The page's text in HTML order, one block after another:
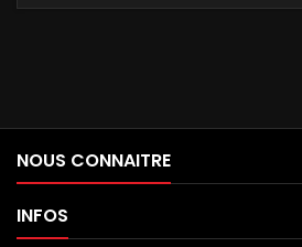
NOUS CONNAITRE
INFOS